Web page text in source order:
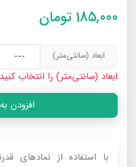
185,000 تومان
ابعاد (سانتی‌متر)
ابعاد (سانتی‌متر) را انتخاب
افزودن
با استفاده از نمادهای